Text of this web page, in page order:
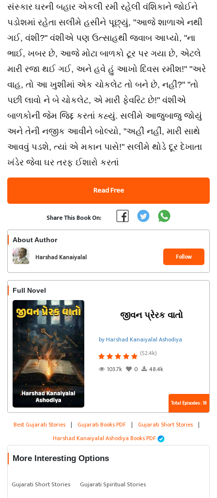
સંસ્કાર ઘરની બહાર એકલી રમી રહેલી વંશિકાને જોઈને
પડોશમાં રહેતા સલીમે હસીને પૂછ્યું, "આજે શાળાએ નથી
ગઈ, વંશી?" વંશીએ પણ ઉત્સાહથી જવાબ આપ્યો, "ના
ભાઈ, ખબર છે, આજે મોટા બાળકો ટૂર પર ગયા છે, એટલે
મારી રજા થઈ ગઈ, અને હવે હું આખો દિવસ રમીશ!" "અરે
વાહ, તો આ ખુશીમાં એક ચોકલેટ તો બને છે, નહીં?" "તો
પછી લાવો ને બે ચોકલેટ, એ મારી ફેવરિટ છે!" વંશીએ
બાળકોની જેમ જિદ્દ કરતાં કહ્યું. સલીમે આજુબાજુ જોયું
અને તેની નજીક આવીને બોલ્યો, "અહીં નહીં, મારી સાથે
આવવું પડશે, ત્યાં એ મકાન પાસે!" સલીમે થોડે દૂર દેખાતા
ખંડેર જેવા ઘર તરફ ઈશારો કરતાં
Read Free
Share This Book On:
About Author
Harshad Kanaiyalal
Ashodiya
Follow
Full Novel
જીવન પ્રેરક વાતો
by Harshad Kanaiyalal Ashodiya
(52.4k)
103.7k
0 48.4k
Total Episodes : 18
Best Gujarati Stories | Gujarati Books PDF | Gujarati Short Stories |
Harshad Kanaiyalal Ashodiya Books PDF
More Interesting Options
Gujarati Short Stories
Gujarati Spiritual Stories